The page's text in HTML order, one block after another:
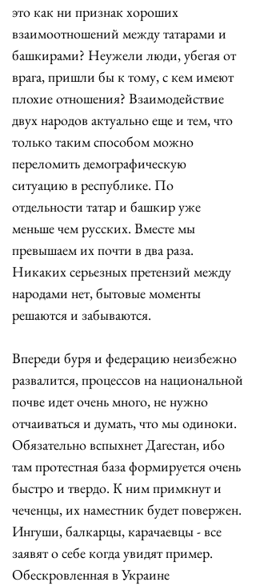
это как ни признак хороших
взаимоотношений между татарами и
башкирами? Неужели люди, убегая от
врага, пришли бы к тому, с кем имеют
плохие отношения? Взаимодействие
двух народов актуально еще и тем, что
только таким способом можно
переломить демографическую
ситуацию в республике. По
отдельности татар и башкир уже
меньше чем русских. Вместе мы
превышаем их почти в два раза.
Никаких серьезных претензий между
народами нет, бытовые моменты
решаются и забываются.
Впереди буря и федерацию неизбежно
развалится, процессов на национальной
почве идет очень много, не нужно
отчаиваться и думать, что мы одиноки.
Обязательно вспыхнет Дагестан, ибо
там протестная база формируется очень
быстро и твердо. К ним примкнут и
чеченцы, их наместник будет повержен.
Ингуши, балкарцы, карачаевцы - все
заявят о себе когда увидят пример.
Обескровленная в Украине